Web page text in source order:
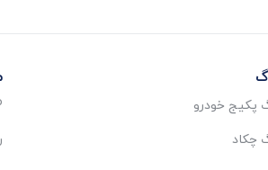
پکیج خودرو
چکاد